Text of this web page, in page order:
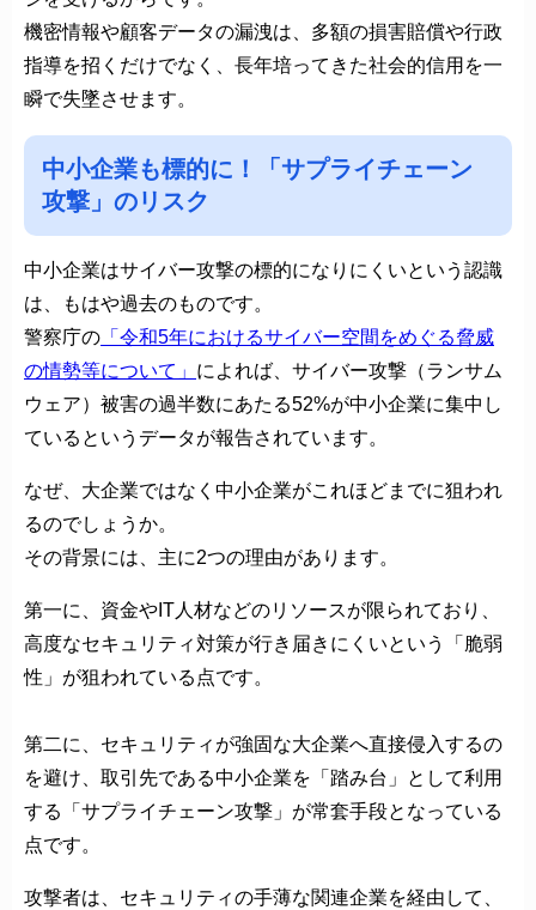
機密情報や顧客データの漏洩は、多額の損害賠償や行政
指導を招くだけでなく、長年培ってきた社会的信用を一
瞬で失墜させます。
中小企業も標的に！「サプライチェーン
攻撃」のリスク
中小企業はサイバー攻撃の標的になりにくいという認識
は、もはや過去のものです。
警察庁の 「令和5年におけるサイバー空間をめぐる脅威
の情勢等について」 によれば、サイバー攻撃（ランサム
ウェア）被害の過半数にあたる52%が中小企業に集中し
ているというデータが報告されています。
なぜ、大企業ではなく中小企業がこれほどまでに狙われ
るのでしょうか。
その背景には、主に2つの理由があります。
第一に、資金やIT人材などのリソースが限られており、
高度なセキュリティ対策が行き届きにくいという「脆弱
性」が狙われている点です。
第二に、セキュリティが強固な大企業へ直接侵入するの
を避け、取引先である中小企業を「踏み台」として利用
する「サプライチェーン攻撃」が常套手段となっている
点です。
攻撃者は、セキュリティの手薄な関連企業を経由して、